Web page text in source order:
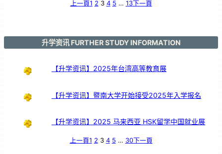
上一頁1 2 3 4 5 … 13下一頁
升学资讯 FURTHER STUDY INFORMATION
【升学资讯】2025年台湾高等教育展
【升学资讯】暨南大学开始接受2025年入学报名
【升学资讯】2025 马来西亚 HSK留学中国就业展
上一頁1 2 3 4 5 … 30下一頁